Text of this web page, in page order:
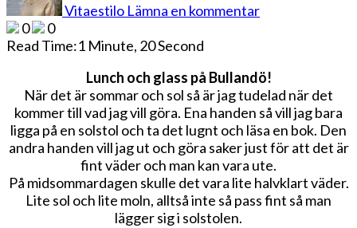
Vitaestilo Lämna en kommentar
glass
0
0
Read Time:1 Minute, 20 Second
Lunch och glass på Bullandö!
När det är sommar och sol så är jag tudelad när det
kommer till vad jag vill göra. Ena handen så vill jag bara
ligga på en solstol och ta det lugnt och läsa en bok. Den
andra handen vill jag ut och göra saker just för att det är
fint väder och man kan vara ute.
På midsommardagen skulle det vara lite halvklart väder.
Lite sol och lite moln, alltså inte så pass fint så man
lägger sig i solstolen.